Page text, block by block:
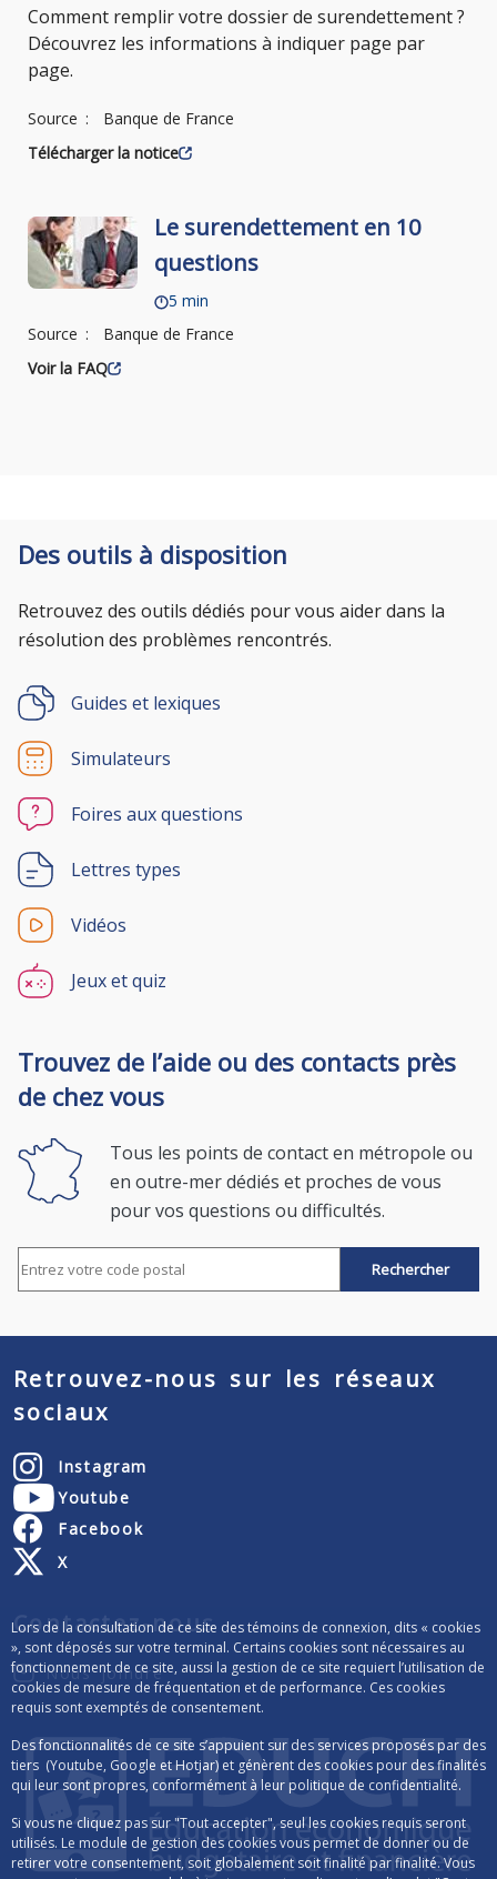
Lors de la consultation de ce site des témoins de connexion, dits « cookies
», sont déposés sur votre terminal. Certains cookies sont nécessaires au
fonctionnement de ce site, aussi la gestion de ce site requiert l’utilisation de
cookies de mesure de fréquentation et de performance. Ces cookies
requis sont exemptés de consentement.
Des fonctionnalités de ce site s’appuient sur des services proposés par des
tiers (Youtube, Google et Hotjar) et génèrent des cookies pour des finalités
qui leur sont propres, conformément à leur politique de confidentialité.
Si vous ne cliquez pas sur "Tout accepter", seul les cookies requis seront
utilisés. Le module de gestion des cookies vous permet de donner ou de
retirer votre consentement, soit globalement soit finalité par finalité. Vous
Comment remplir votre dossier de surendettement ?
Découvrez les informations à indiquer page par
page.
Source
Banque de France
Télécharger la notice
Le surendettement en 10
questions
5 min
Source
Banque de France
Voir la FAQ
Des outils à disposition
Retrouvez des outils dédiés pour vous aider dans la
résolution des problèmes rencontrés.
Guides et lexiques
Simulateurs
Foires aux questions
Lettres types
Vidéos
Jeux et quiz
Trouvez de l’aide ou des contacts près
de chez vous
Tous les points de contact en métropole ou
en outre-mer dédiés et proches de vous
pour vos questions ou difficultés.
Retrouvez-nous sur les réseaux
sociaux
Instagram
Youtube
Facebook
X
Contactez-nous
Nous joindre